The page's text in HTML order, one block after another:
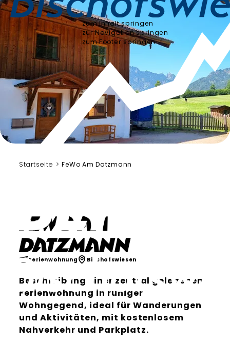
zum Inhalt springen
zur Navigation springen
zum Footer springen
Startseite FeWo Am Datzmann
FeWo Am
Datzmann
Ferienwohnung Bischofswiesen
Beschreibung einer zentral gelegenen
Ferienwohnung in ruhiger
Wohngegend, ideal für Wanderungen
und Aktivitäten, mit kostenlosem
Nahverkehr und Parkplatz.